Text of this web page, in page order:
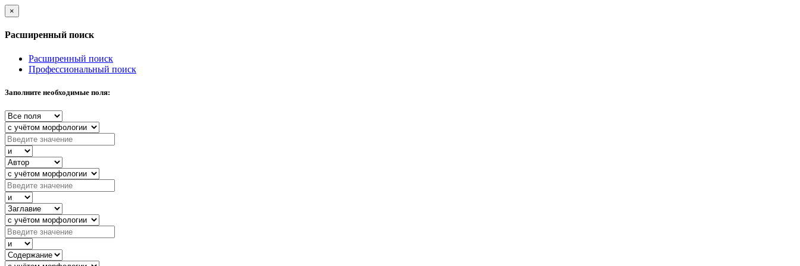
×
Расширенный поиск
Расширенный поиск
Профессиональный поиск
Заполните необходимые поля: